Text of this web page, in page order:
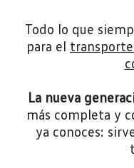
Todo lo que
para el
La nueva
más completa y
ya conoces: